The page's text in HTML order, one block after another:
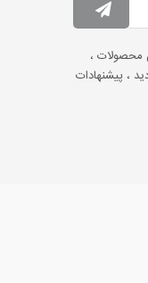
محصولات ،
، پیشنهادات